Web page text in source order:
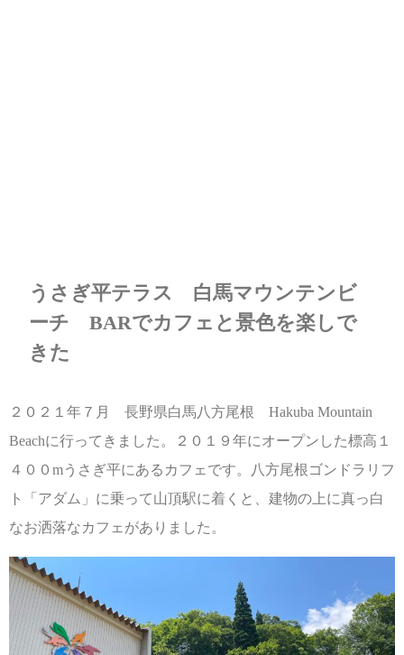
うさぎ平テラス 白馬マウンテンビ
ーチ BARでカフェと景色を楽しで
きた
２０２１年７月 長野県白馬八方尾根 Hakuba Mountain
Beachに行ってきました。２０１９年にオープンした標高１
４００mうさぎ平にあるカフェです。八方尾根ゴンドラリフ
ト「アダム」に乗って山頂駅に着くと、建物の上に真っ白
なお洒落なカフェがありました。